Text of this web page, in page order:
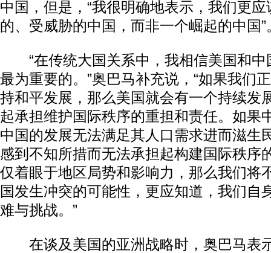
中国，但是，“我很明确地表示，我们更
的、受威胁的中国，而非一个崛起的中国”
“在传统大国关系中，我相信美国和中
最为重要的。”奥巴马补充说，“如果我们
持和平发展，那么美国就会有一个持续发
起承担维护国际秩序的重担和责任。如果
中国的发展无法满足其人口需求进而滋生
感到不知所措而无法承担起构建国际秩序
仅着眼于地区局势和影响力，那么我们将
国发生冲突的可能性，更应知道，我们自
难与挑战。”
在谈及美国的亚洲战略时，奥巴马表